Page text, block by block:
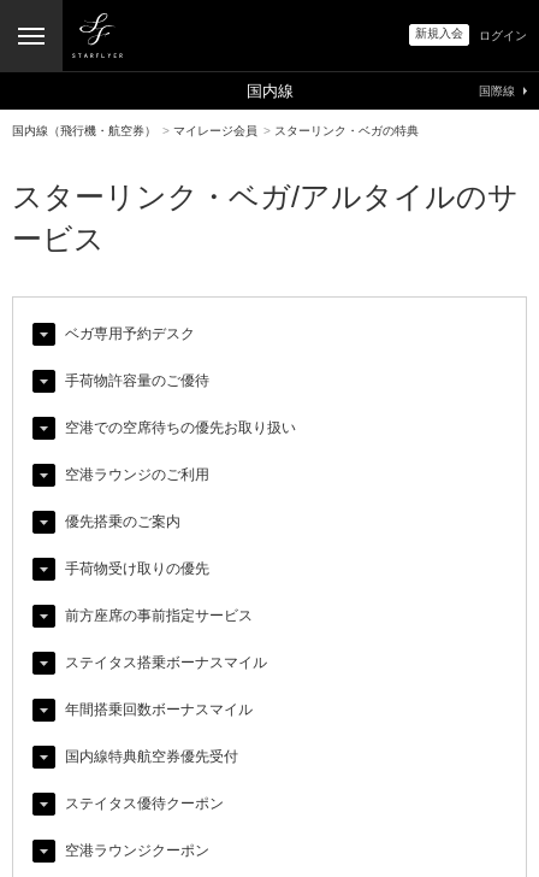
新規入会 ログイン
国内線（飛行機・航空券） > マイレージ会員 > スターリンク・ベガの特典
スターリンク・ベガ/アルタイルのサ
ービス
ベガ専用予約デスク
手荷物許容量のご優待
空港での空席待ちの優先お取り扱い
空港ラウンジのご利用
優先搭乗のご案内
手荷物受け取りの優先
前方座席の事前指定サービス
ステイタス搭乗ボーナスマイル
年間搭乗回数ボーナスマイル
国内線特典航空券優先受付
ステイタス優待クーポン
空港ラウンジクーポン
国内線 国際線